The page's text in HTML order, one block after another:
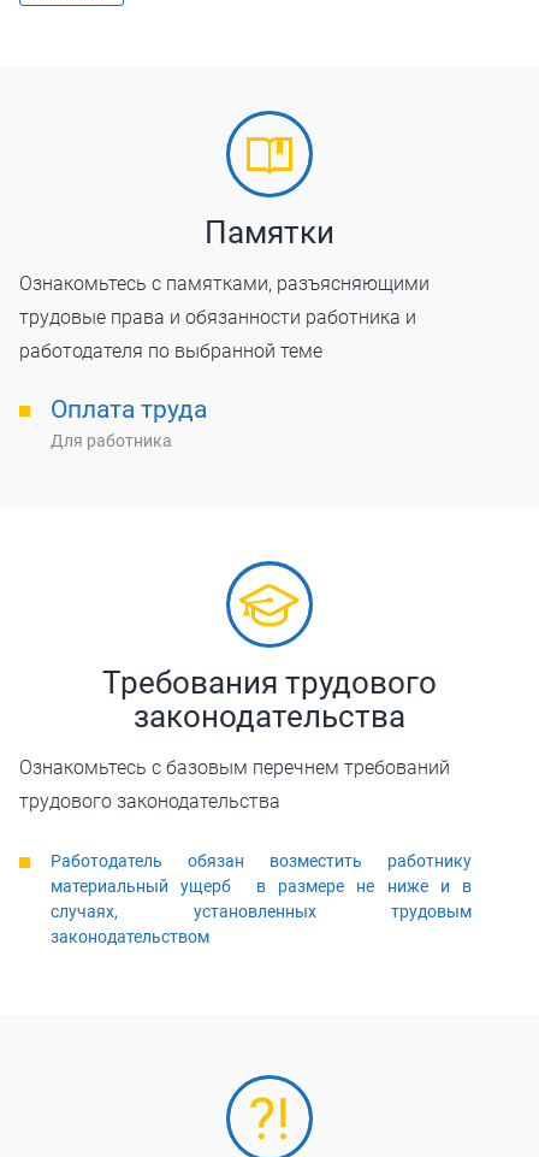
Памятки
Ознакомьтесь с памятками, разъясняющими
трудовые права и обязанности работника и
работодателя по выбранной теме
Оплата труда
Для работника
Требования трудового
законодательства
Ознакомьтесь с базовым перечнем требований
трудового законодательства
Работодатель обязан возместить работнику
материальный ущерб в размере не ниже и в
случаях, установленных трудовым
законодательством